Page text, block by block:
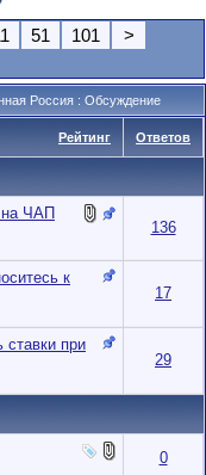
51 101
>
Россия : Обсуждение
Рейтинг Ответов
на ЧАП
136
к
17
ставки при
29
0